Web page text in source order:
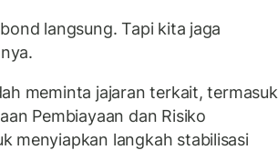
langsung. Tapi kita jaga
meminta jajaran terkait, termasuk
Pembiayaan dan Risiko
menyiapkan langkah stabilisasi